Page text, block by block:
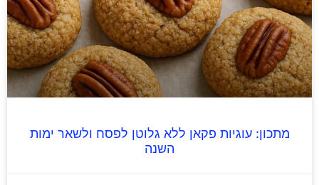
מתכון: עוגיות פקאן ללא גלוטן לפסח ולשאר ימות
השנה